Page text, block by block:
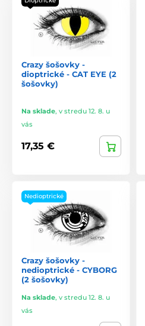
Crazy šošovky -
dioptrické - CAT EYE (2
šošovky)
Na sklade, v stredu 12. 8. u
vás
17,35 €
Nedioptrické
Crazy šošovky -
nedioptrické - CYBORG
(2 šošovky)
Na sklade, v stredu 12. 8. u
vás